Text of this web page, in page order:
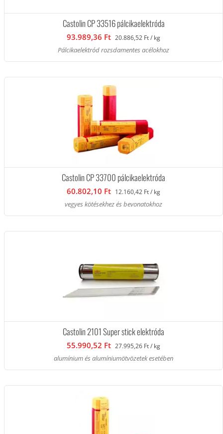
Castolin CP 33516 pálcikaelektróda
93.989,36 Ft 20.886,52 Ft / kg
Pálcikaelektród rozsdamentes acélokhoz
Castolin CP 33700 pálcikaelektróda
60.802,10 Ft 12.160,42 Ft / kg
vegyes kötésekhez és bevonatokhoz
Castolin 2101 Super stick elektróda
55.990,52 Ft 27.995,26 Ft / kg
alumínium és alumíniumötvözetek esetében